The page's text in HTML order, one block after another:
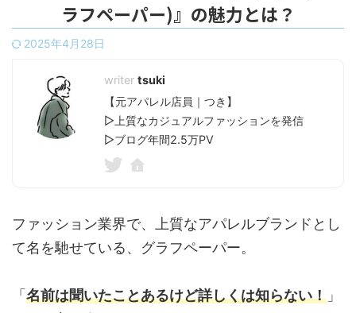
ラフペーパー)』の魅力とは？
2025年4月28日
tsuki
【元アパレル店員｜つき】
▷上質なカジュアルファッションを発信
▷ブログ年間2.5万PV
ファッション業界で、上質なアパレルブランドとし
て名を馳せている、グラフペーパー。
「 名前は聞いたことあるけど詳しくは知らない！ 」